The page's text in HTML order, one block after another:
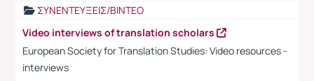
ΣΥΝΕΝΤΕΥΞΕΙΣ/ΒΙΝΤΕΟ
Video interviews of translation scholars
European Society for Translation Studies: Video resources -
interviews